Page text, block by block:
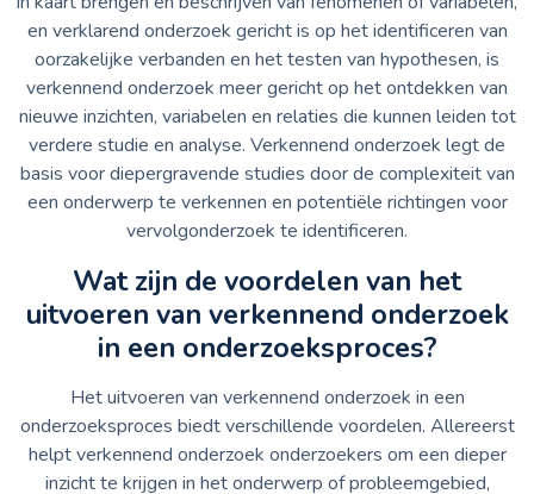
en verklarend onderzoek gericht is op het identificeren van
oorzakelijke verbanden en het testen van hypothesen, is
verkennend onderzoek meer gericht op het ontdekken van
nieuwe inzichten, variabelen en relaties die kunnen leiden tot
verdere studie en analyse. Verkennend onderzoek legt de
basis voor diepergravende studies door de complexiteit van
een onderwerp te verkennen en potentiële richtingen voor
vervolgonderzoek te identificeren.
Wat zijn de voordelen van het
uitvoeren van verkennend onderzoek
in een onderzoeksproces?
Het uitvoeren van verkennend onderzoek in een
onderzoeksproces biedt verschillende voordelen. Allereerst
helpt verkennend onderzoek onderzoekers om een dieper
inzicht te krijgen in het onderwerp of probleemgebied,